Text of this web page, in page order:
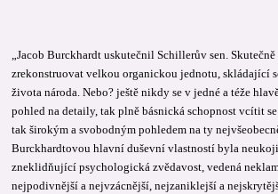
„Jacob Burckhardt uskutečnil Schillerův sen.
zrekonstruovat velkou organickou jednotu, skládající
života národa. Nebo? ještě nikdy se v jedné a téže
pohled na detaily, tak plně básnická schopnost vcítit
tak širokým a svobodným pohledem na ty
Burckhardtovou hlavní duševní vlastností byla
zneklidňující psychologická zvědavost, vedená
nejpodivnější a nejvzácnější, nejzaniklejší a